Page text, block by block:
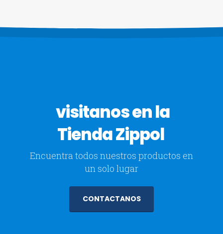
visitanos en la
Tienda Zippol
Encuentra todos nuestros productos en
un solo lugar
CONTACTANOS